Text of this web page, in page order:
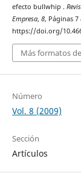
efecto bullwhip .
Empresa, 8, Páginas 7
https://doi.org/
Más formatos
Número
Vol. 8 (2009)
Sección
Artículos